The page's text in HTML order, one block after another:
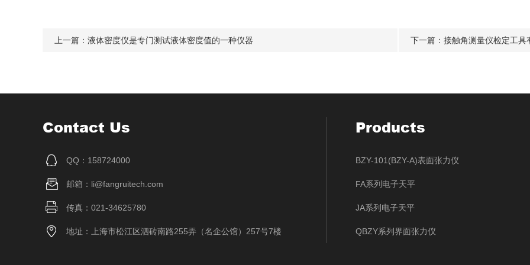
上一篇： 液体密度仪是专门测试液体密度值的一种仪器 下一篇： 接触角测量仪检定工具
Contact Us
QQ：158724000
邮箱：li@fangruitech.com
传真：021-34625780
地址：上海市松江区泗砖南路255弄（名企公馆）257号7楼
Products
BZY-101(BZY-A)表面张力仪
FA系列电子天平
JA系列电子天平
QBZY系列界面张力仪